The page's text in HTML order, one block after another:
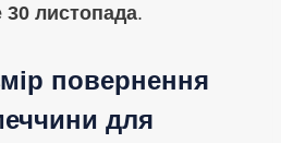
30 листопада.
повернення
для